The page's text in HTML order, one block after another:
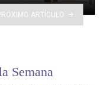
ARTÍCULO
Semana